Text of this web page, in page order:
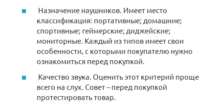
Назначение наушников. Имеет место
классификация: портативные; домашние;
спортивные; геймерские; диджейские;
мониторные. Каждый из типов имеет свои
особенности, с которыми покупателю нужно
ознакомиться перед покупкой.
Качество звука. Оценить этот критерий проще
всего на слух. Совет – перед покупкой
протестировать товар.